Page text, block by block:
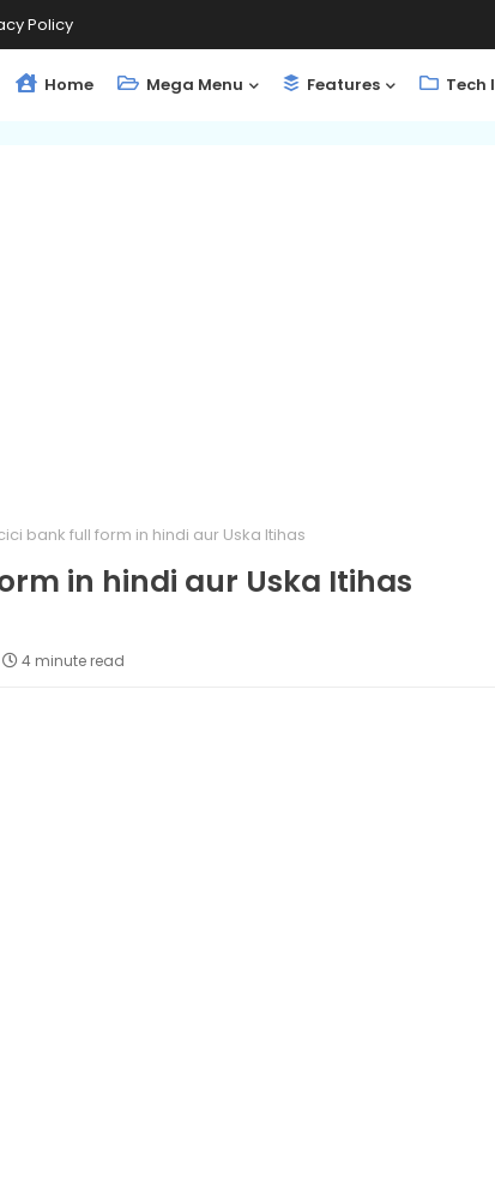
Policy
Home Mega Menu Features Tech
bank full form in hindi aur Uska Itihas
in hindi aur Uska Itihas
4 minute read